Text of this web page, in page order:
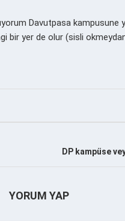
Davutpasa kampusune
bir yer de olur (sisli
DP kampüse
YORUM YAP